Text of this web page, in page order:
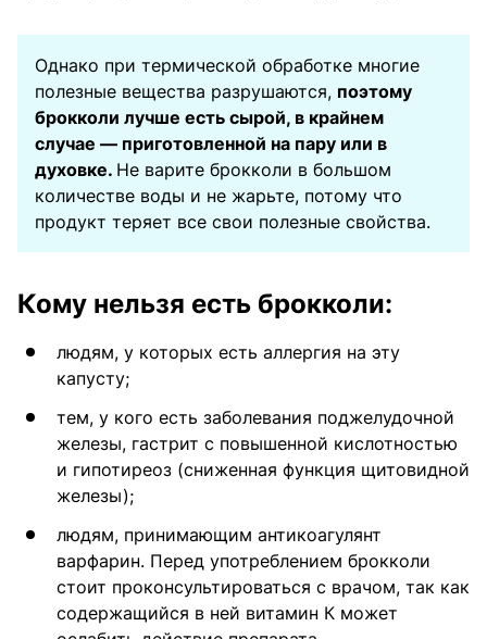
Однако при термической обработке многие
полезные вещества разрушаются, поэтому
брокколи лучше есть сырой, в крайнем
случае — приготовленной на пару или в
духовке. Не варите брокколи в большом
количестве воды и не жарьте, потому что
продукт теряет все свои полезные свойства.
Кому нельзя есть брокколи:
людям, у которых есть аллергия на эту
капусту;
тем, у кого есть заболевания поджелудочной
железы, гастрит с повышенной кислотностью
и гипотиреоз (сниженная функция щитовидной
железы);
людям, принимающим антикоагулянт
варфарин. Перед употреблением брокколи
стоит проконсультироваться с врачом, так как
содержащийся в ней витамин К может